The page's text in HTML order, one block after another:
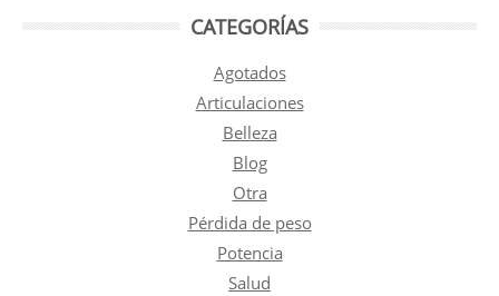
CATEGORÍAS
Agotados
Articulaciones
Belleza
Blog
Otra
Pérdida de peso
Potencia
Salud